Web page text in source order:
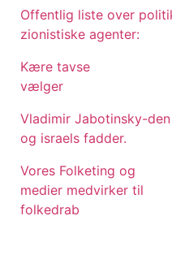
Offentlig liste over
zionistiske agenter:
Kære tavse
vælger
Vladimir Jabotinsky-
og israels fadder.
Vores Folketing og
medier medvirker til
folkedrab